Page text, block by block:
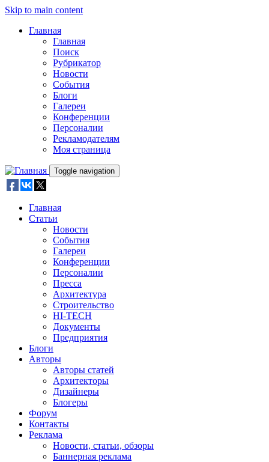
Skip to main content
Главная
Главная
Поиск
Рубрикатор
Новости
События
Блоги
Галереи
Конференции
Персоналии
Рекламодателям
Моя страница
Toggle navigation
Главная
Статьи
Новости
События
Галереи
Конференции
Персоналии
Пресса
Архитектура
Строительство
HI-TECH
Документы
Предприятия
Блоги
Авторы
Авторы статей
Архитекторы
Дизайнеры
Блогеры
Форум
Контакты
Реклама
Новости, статьи, обзоры
Баннерная реклама